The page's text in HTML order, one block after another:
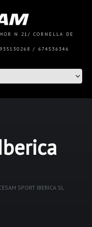
N 21/ CORNELLA DE
/ 674536346
SPORT IBERICA SL